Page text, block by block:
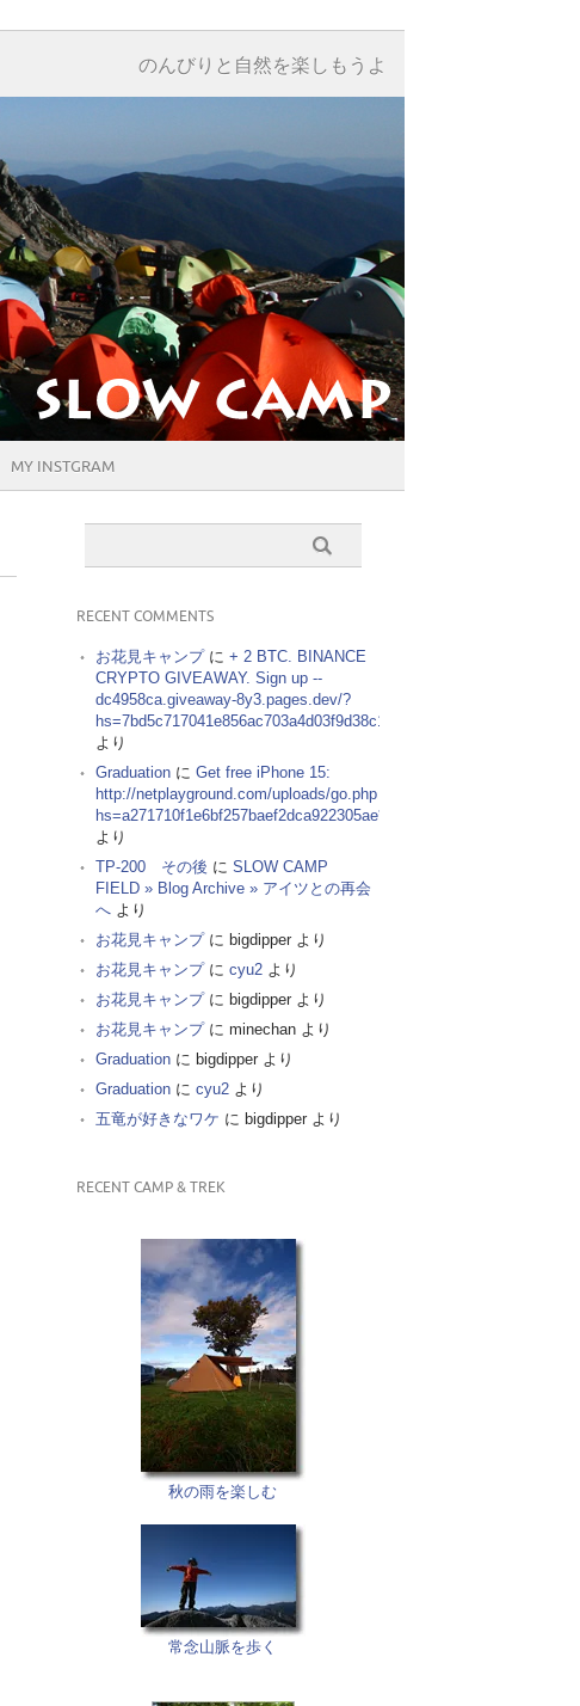
のんびりと自然を楽しもうよ
MY INSTGRAM
RECENT COMMENTS
お花見キャンプに + 2 BTC. BINANCE
CRYPTO GIVEAWAY. Sign up --
dc4958ca.giveaway-8y3.pages.dev/?
hs=7bd5c717041e856ac703a4d03f9d38c1&
より
Graduationに Get free iPhone 15:
http://netplayground.com/uploads/go.php
hs=a271710f1e6bf257baef2dca922305ae*
より
TP-200 その後 に SLOW CAMP
FIELD » Blog Archive » アイツとの再会
へより
お花見キャンプに bigdipperより
お花見キャンプに cyu2より
お花見キャンプに bigdipperより
お花見キャンプに minechanより
Graduationに bigdipperより
Graduationに cyu2より
五竜が好きなワケ に bigdipperより
RECENT CAMP & TREK
秋の雨を楽しむ
常念山脈を歩く